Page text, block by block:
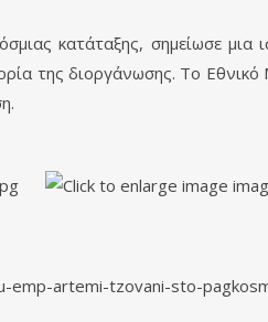
κατάταξης, σημείωσε μια
της διοργάνωσης. Το Εθνικό
artemi-tzovani-sto-